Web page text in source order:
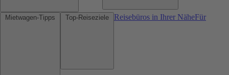
Reisebüros in Ihrer NäheFür